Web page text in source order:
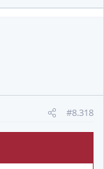
#8.318